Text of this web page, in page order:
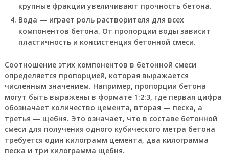
крупные фракции увеличивают прочность бетона.
Вода — играет роль растворителя для всех
компонентов бетона. От пропорции воды зависит
пластичность и консистенция бетонной смеси.
Соотношение этих компонентов в бетонной смеси
определяется пропорцией, которая выражается
численным значением. Например, пропорции бетона
могут быть выражены в формате 1:2:3, где первая цифра
обозначает количество цемента, вторая — песка, а
третья — щебня. Это означает, что в составе бетонной
смеси для получения одного кубического метра бетона
требуется один килограмм цемента, два килограмма
песка и три килограмма щебня.